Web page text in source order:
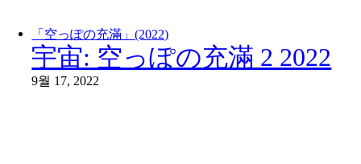
「空っぽの充滿」(2022)
宇宙: 空っぽの充滿 2 2022
9월 17, 2022